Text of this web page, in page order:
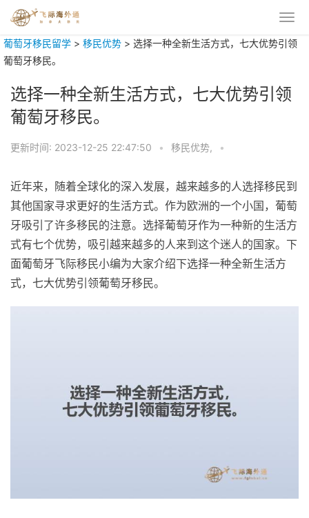
葡萄牙移民留学 > 移民优势 > 选择一种全新生活方式，七大优势引领
葡萄牙移民。
选择一种全新生活方式，七大优势引领
葡萄牙移民。
更新时间: 2023-12-25 22:47:50 • 移民优势, •
近年来，随着全球化的深入发展，越来越多的人选择移民到
其他国家寻求更好的生活方式。作为欧洲的一个小国，葡萄
牙吸引了许多移民的注意。选择葡萄牙作为一种新的生活方
式有七个优势，吸引越来越多的人来到这个迷人的国家。下
面葡萄牙飞际移民小编为大家介绍下选择一种全新生活方
式，七大优势引领葡萄牙移民。